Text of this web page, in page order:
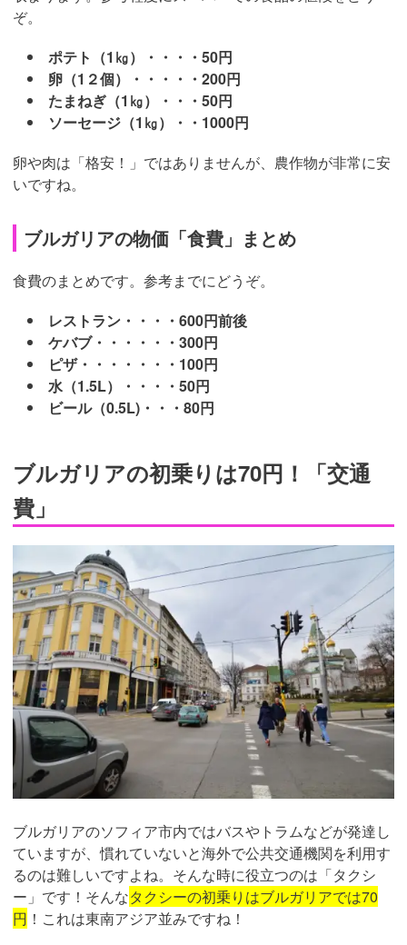
ぞ。
ポテト（1㎏）・・・・50円
卵（1２個）・・・・・200円
たまねぎ（1㎏）・・・50円
ソーセージ（1㎏）・・1000円
卵や肉は「格安！」ではありませんが、農作物が非常に安
いですね。
ブルガリアの物価「食費」まとめ
食費のまとめです。参考までにどうぞ。
レストラン・・・・600円前後
ケバブ・・・・・・300円
ピザ・・・・・・・100円
水（1.5L）・・・・50円
ビール（0.5L)・・・80円
ブルガリアの初乗りは70円！「交通
費」
ブルガリアのソフィア市内ではバスやトラムなどが発達し
ていますが、慣れていないと海外で公共交通機関を利用す
るのは難しいですよね。そんな時に役立つのは「タクシ
ー」です！そんなタクシーの初乗りはブルガリアでは70
円 ！これは東南アジア並みですね！